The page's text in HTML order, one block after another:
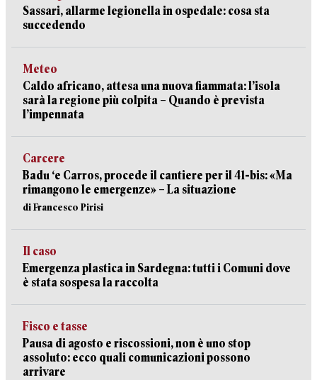
Sassari, allarme legionella in ospedale: cosa sta
succedendo
Meteo
Caldo africano, attesa una nuova fiammata: l’isola
sarà la regione più colpita – Quando è prevista
l’impennata
Carcere
Badu ‘e Carros, procede il cantiere per il 41-bis: «Ma
rimangono le emergenze» – La situazione
di Francesco Pirisi
Il caso
Emergenza plastica in Sardegna: tutti i Comuni dove
è stata sospesa la raccolta
Fisco e tasse
Pausa di agosto e riscossioni, non è uno stop
assoluto: ecco quali comunicazioni possono
arrivare